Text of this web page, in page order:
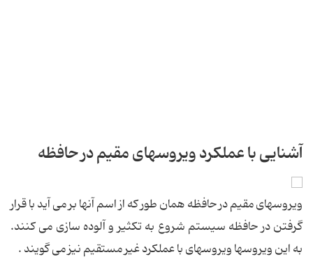
آشنایی با عملكرد ویروسهای مقیم در حافظه
ویروسهای مقیم در حافظه همان طور كه از اسم آنها بر می آید با قرار
گرفتن در حافظه سیستم شروع به تكثیر و آلوده سازی می كنند.
به این ویروسها ویروسهای با عملكرد غیر مستقیم نیز می گویند .